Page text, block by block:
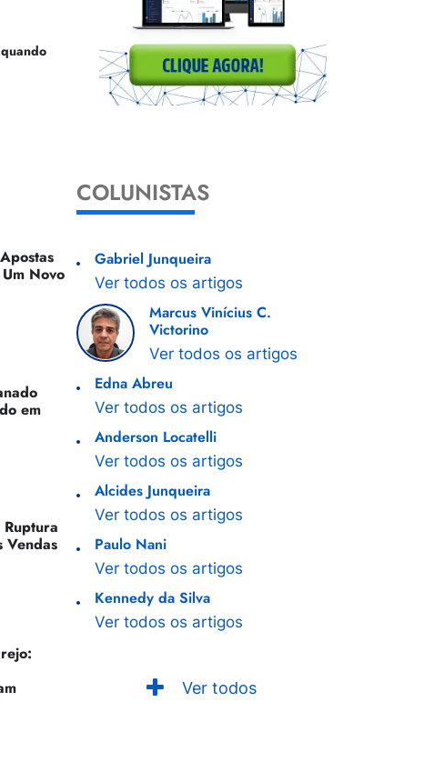
Novo
em
Vendas
COLUNISTAS
Gabriel Junqueira
Ver todos os artigos
Marcus Vinícius C.
Victorino
Ver todos os artigos
Edna Abreu
Ver todos os artigos
Anderson Locatelli
Ver todos os artigos
Alcides Junqueira
Ver todos os artigos
Paulo Nani
Ver todos os artigos
Kennedy da Silva
Ver todos os artigos
Ver todos